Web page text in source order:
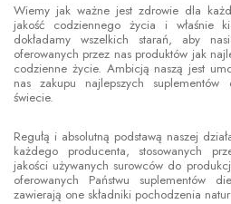
Wiemy jak ważne jest zdrowie dla
jakość codziennego życia i właśnie
dokładamy wszelkich starań, aby
oferowanych przez nas produktów jak
codzienne życie. Ambicją naszą jest
nas zakupu najlepszych
świecie.
Regułą i absolutną podstawą naszej
każdego producenta, stosowanych
jakości używanych surowców do
oferowanych Państwu suplementów
zawierają one składniki pochodzenia